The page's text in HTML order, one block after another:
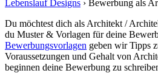
Lebenslauf Designs › Bewerbung als
Du möchtest dich als Architekt /
du Muster & Vorlagen für deine
Bewerbungsvorlagen geben wir Tipps
Voraussetzungen und Gehalt von
beginnen deine Bewerbung zu